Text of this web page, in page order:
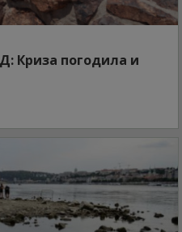
Криза погодила и